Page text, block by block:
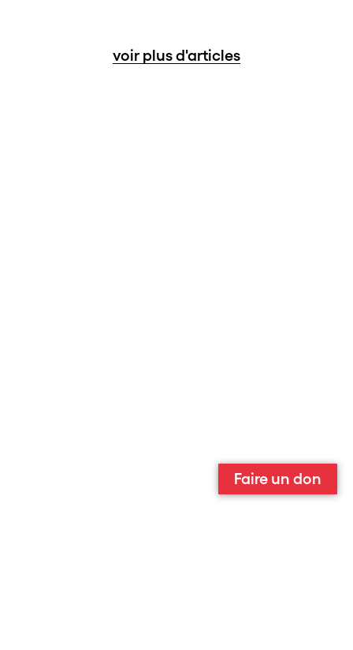
voir plus d'articles
Faire un don